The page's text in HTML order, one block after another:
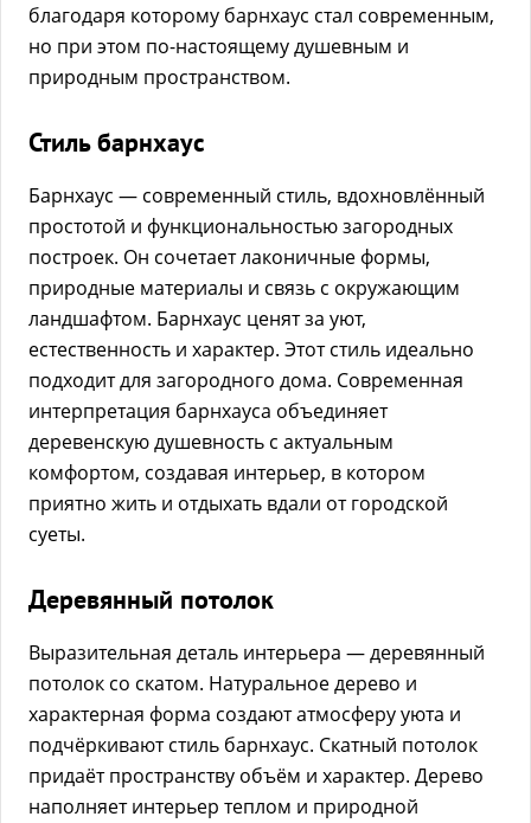
благодаря которому барнхаус стал современным,
но при этом по-настоящему душевным и
природным пространством.
Стиль барнхаус
Барнхаус — современный стиль, вдохновлённый
простотой и функциональностью загородных
построек. Он сочетает лаконичные формы,
природные материалы и связь с окружающим
ландшафтом. Барнхаус ценят за уют,
естественность и характер. Этот стиль идеально
подходит для загородного дома. Современная
интерпретация барнхауса объединяет
деревенскую душевность с актуальным
комфортом, создавая интерьер, в котором
приятно жить и отдыхать вдали от городской
суеты.
Деревянный потолок
Выразительная деталь интерьера — деревянный
потолок со скатом. Натуральное дерево и
характерная форма создают атмосферу уюта и
подчёркивают стиль барнхаус. Скатный потолок
придаёт пространству объём и характер. Дерево
наполняет интерьер теплом и природной